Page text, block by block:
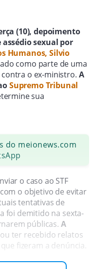
(10), depoimento
sexual por
Humanos, Silvio
como parte de uma
o ex-ministro. A
Supremo Tribunal
sua
do meionews.com
o caso ao STF
o objetivo de evitar
tentativas de
foi demitido na sexta-
públicas. A
ter recebido relatos
fizeram a denúncia.